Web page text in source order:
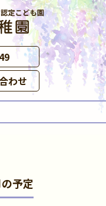
わせ
予定